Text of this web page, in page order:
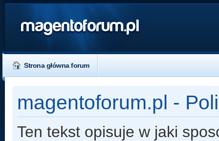
magentoforum.pl
Strona główna forum
magentoforum.pl -
Ten tekst opisuje w jaki